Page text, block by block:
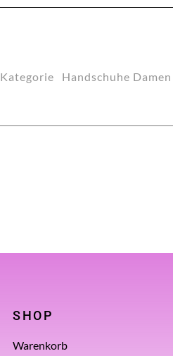
Kategorie Handschuhe Damen
SHOP
Warenkorb